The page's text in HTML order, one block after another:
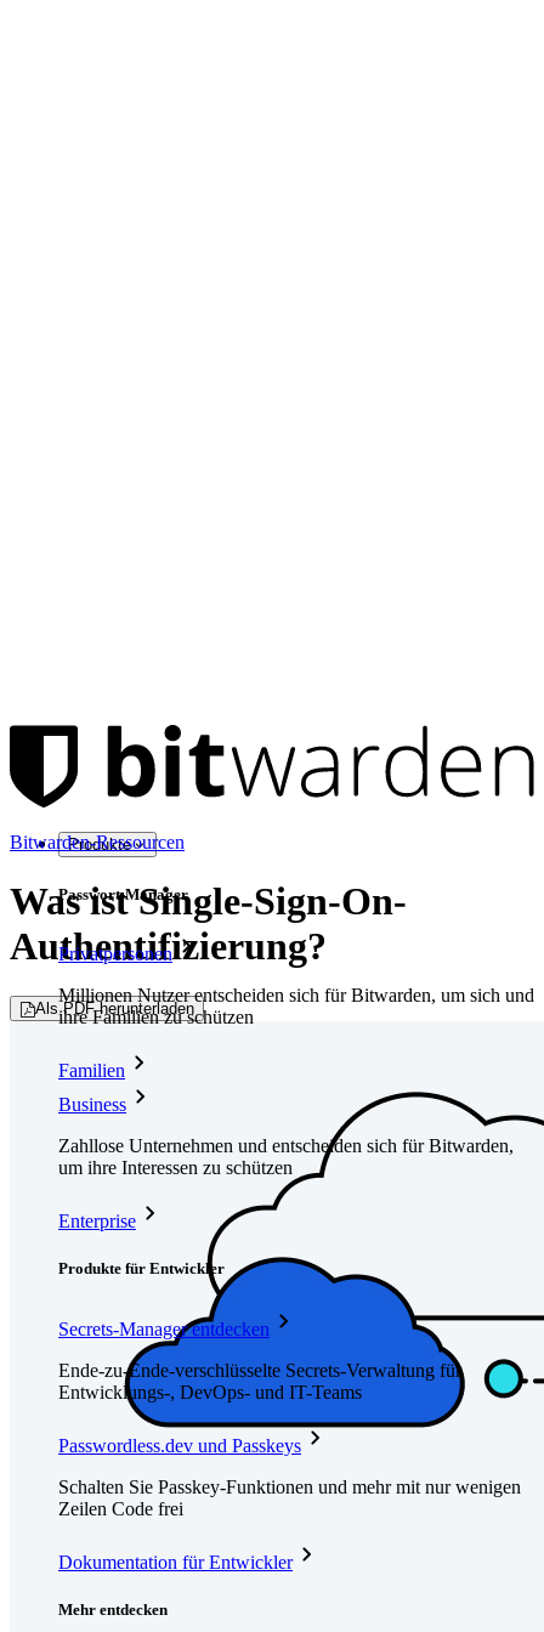
Produkte
Passwort-Manager
Privatpersonen
Millionen Nutzer entscheiden sich für Bitwarden, um sich und
ihre Familien zu schützen
Familien
Business
Zahllose Unternehmen und entscheiden sich für Bitwarden,
um ihre Interessen zu schützen
Enterprise
Produkte für Entwickler
Secrets-Manager entdecken
Ende-zu-Ende-verschlüsselte Secrets-Verwaltung für
Entwicklungs-, DevOps- und IT-Teams
Passwordless.dev und Passkeys
Schalten Sie Passkey-Funktionen und mehr mit nur wenigen
Zeilen Code frei
Dokumentation für Entwickler
Mehr entdecken
Bitwarden-Ressourcen
Was ist Single-Sign-On-
Authentifizierung?
Als PDF herunterladen